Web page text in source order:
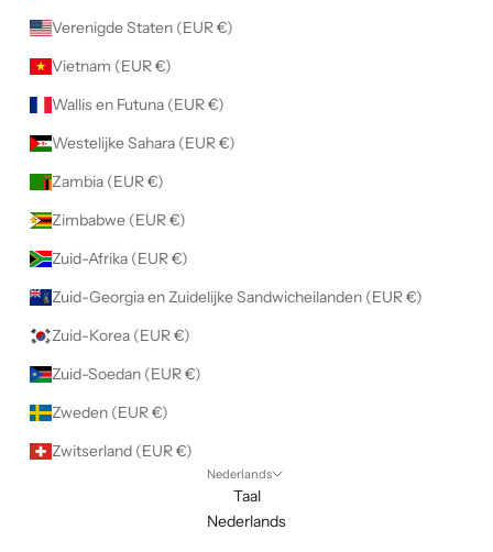
Verenigde Staten (EUR €)
Vietnam (EUR €)
Wallis en Futuna (EUR €)
Westelijke Sahara (EUR €)
Zambia (EUR €)
Zimbabwe (EUR €)
Zuid-Afrika (EUR €)
Zuid-Georgia en Zuidelijke Sandwicheilanden (EUR €)
Zuid-Korea (EUR €)
Zuid-Soedan (EUR €)
Zweden (EUR €)
Zwitserland (EUR €)
Nederlands
Taal
Nederlands